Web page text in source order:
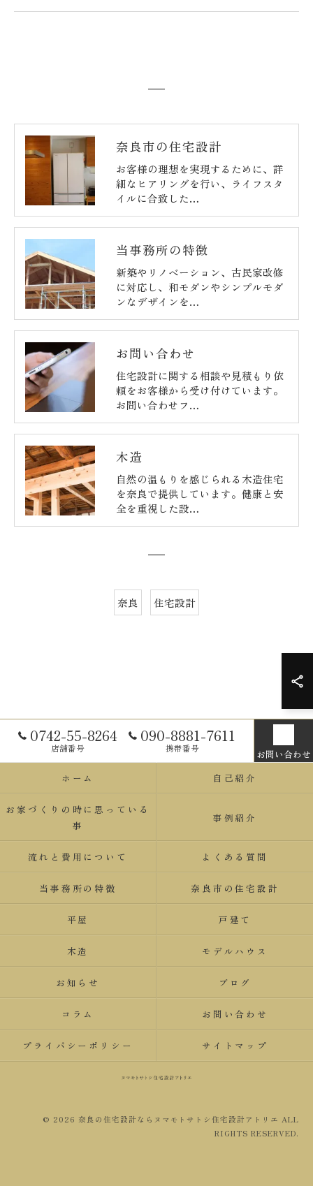
奈良市の住宅設計
お客様の理想を実現するために、詳
細なヒアリングを行い、ライフスタ
イルに合致した…
当事務所の特徴
新築やリノベーション、古民家改修
に対応し、和モダンやシンプルモダ
ンなデザインを…
お問い合わせ
住宅設計に関する相談や見積もり依
頼をお客様から受け付けています。
お問い合わせフ…
木造
自然の温もりを感じられる木造住宅
を奈良で提供しています。健康と安
全を重視した設…
奈良 住宅設計
0742-55-8264
店舗番号
090-8881-7611
携帯番号
お問い合わせ
ホーム
自己紹介
お家づくりの時に思っている
事
事例紹介
流れと費用について よくある質問
当事務所の特徴 奈良市の住宅設計
平屋 戸建て
木造 モデルハウス
お知らせ ブログ
コラム お問い合わせ
プライバシーポリシー サイトマップ
© 2026 奈良の住宅設計ならヌマモトサトシ住宅設計アトリエ ALL
RIGHTS RESERVED.